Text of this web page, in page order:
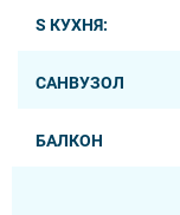
S КУХНЯ:
САНВУЗОЛ
БАЛКОН